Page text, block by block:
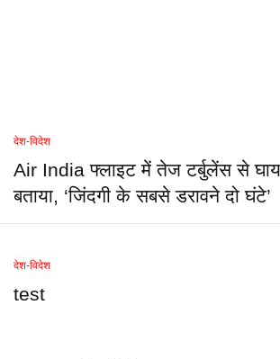
देश-विदेश
Air India फ्लाइट में तेज टर्बुलेंस से
बताया, ‘जिंदगी के सबसे डरावने दो घंटे’
देश-विदेश
test